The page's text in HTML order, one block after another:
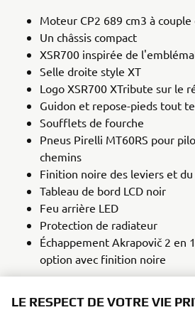
Moteur CP2 689 cm3 à couple
Un châssis compact
XSR700 inspirée de
Selle droite style XT
Logo XSR700 XTribute sur le
Guidon et repose-pieds tout
Soufflets de fourche
Pneus Pirelli MT60RS pour
chemins
Finition noire des leviers et
Tableau de bord LCD noir
Feu arrière LED
Protection de radiateur
Échappement Akrapovič 2 en
option avec finition noire
LE RESPECT DE VOTRE VIE